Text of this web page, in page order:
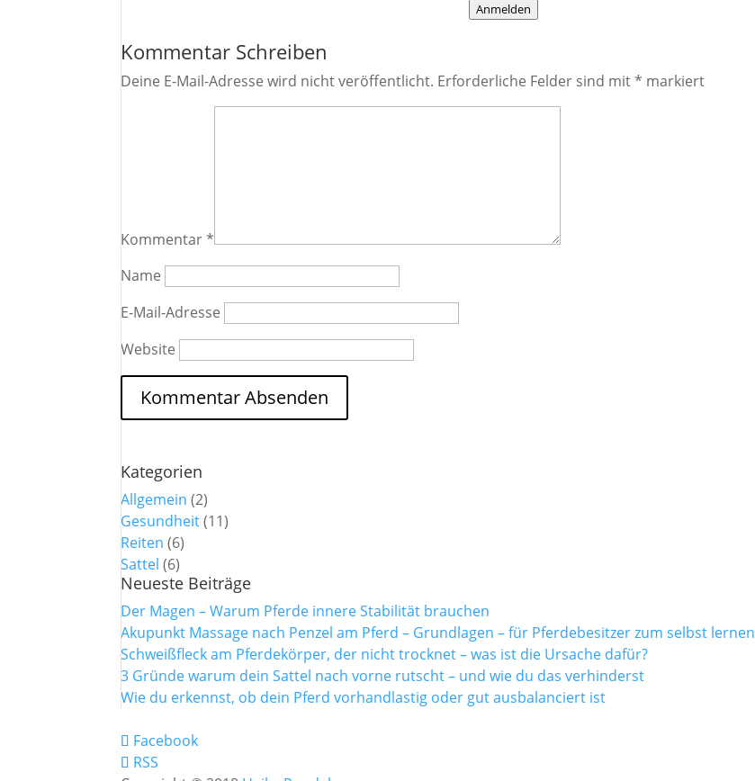
Anmelden
Kommentar Schreiben
Deine E-Mail-Adresse wird nicht veröffentlicht. Erforderliche Felder sind mit* markiert
Kommentar*
Name
E-Mail-Adresse
Website
Kategorien
Allgemein (2)
Gesundheit(11)
Reiten (6)
Sattel (6)
Neueste Beiträge
Der Magen – Warum Pferde innere Stabilität brauchen
Akupunkt Massage nach Penzel am Pferd – Grundlagen – für Pferdebesitzer zum selbst lernen
Schweißfleck am Pferdekörper, der nicht trocknet – was ist die Ursache dafür?
3 Gründe warum dein Sattel nach vorne rutscht – und wie du das verhinderst
Wie du erkennst, ob dein Pferd vorhandlastig oder gut ausbalanciert ist
Facebook
RSS